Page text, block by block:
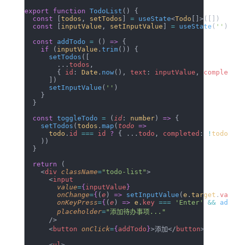
export function TodoList () {
  const
[todos , setTodos ] = useState<Todo []>([])
  const
[ inputValue , setInputValue ] = useState ( '' )
  const
addTodo = () => {
    if
( inputValue . trim()) {
      setTodos
([
        ...
todos ,
        {
id : Date . now(), text : inputValue ,
      ])
      setInputValue
( '' )
    }
  }
  const
toggleTodo = ( id : number) => {
    setTodos
(todos . map ( todo =>
      todo
. id === id ? { ... todo , completed : ! todo
    ))
  }
  return
(
    <
div className="todo-list">
      <
input
        value
={inputValue}
        onChange
={ (e ) => setInputValue (e . target .
        onKeyPress
={ (e ) => e . key === 'Enter' &&
        placeholder
="添加待办事项..."
      />
      <
button onClick={addTodo}>添加</ button>